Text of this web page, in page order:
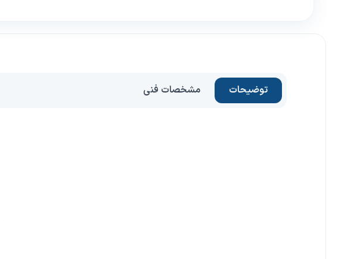
توضیحات مشخصات فنی